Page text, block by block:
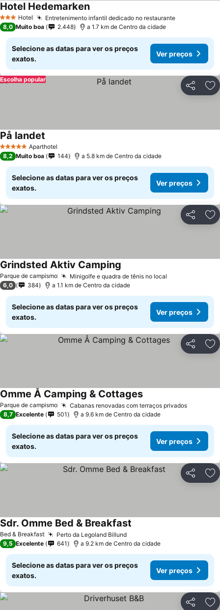
3 EstrelasHotel Entretenimento infantil dedicado no restauranteVer preços
Hotel HedemarkenVer preços
8,0 Muito boa 2.448 a 1.7 km de Centro da cidade
Selecione as datas para ver os preços
exatos.
Ver preços
Partilhar
Escolha popular
5 Estrelas Aparthotel
På landet
8,2 Muito boa 144 a 5.8 km de Centro da cidade
Selecione as datas para ver os preços
exatos.
Ver preços
Partilhar
Parque de campismo Minigolfe e quadra de tênis no local
Grindsted Aktiv Camping
6,0 384 a 1.1 km de Centro da cidade
Selecione as datas para ver os preços
exatos.
Ver preços
Partilhar
Parque de campismo Cabanas renovadas com terraços privadosVer
Omme Å Camping & CottagesVer preços
8,7 Excelente 501 a 9.6 km de Centro da cidade
Selecione as datas para ver os preços
exatos.
Ver preços
Partilhar
Bed & Breakfast Perto da Legoland BillundVer preços
Sdr. Omme Bed & Breakfast
9,5 Excelente 641 a 9.2 km de Centro da cidade
Selecione as datas para ver os preços
exatos.
Ver preços
Partilhar